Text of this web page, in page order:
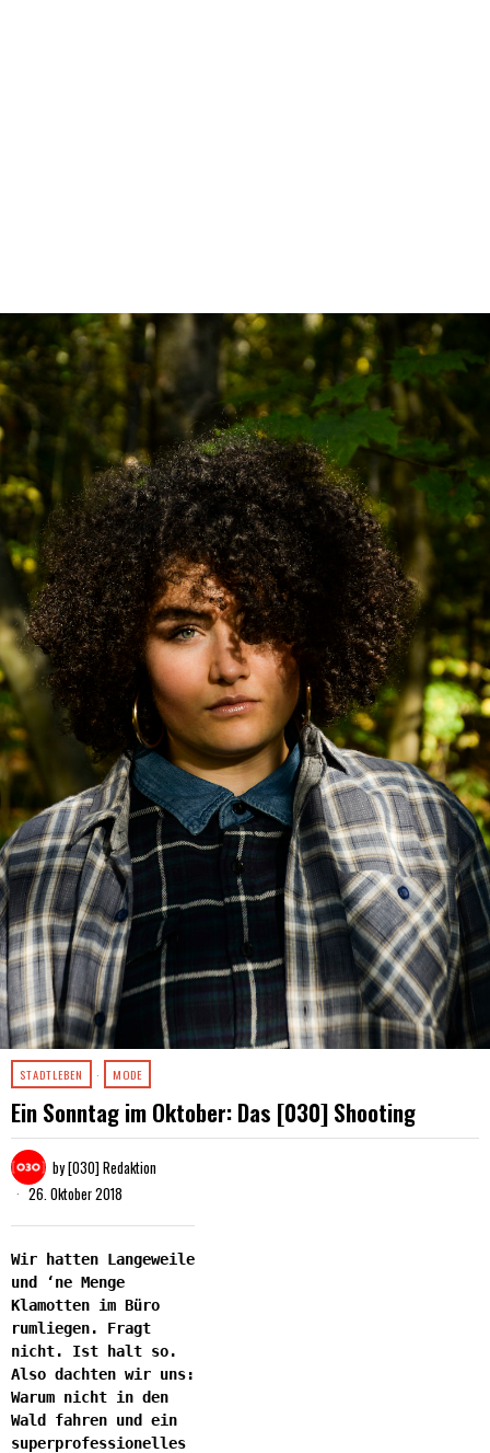
STADTLEBEN · MODE
Ein Sonntag im Oktober: Das [030] Shooting
by[030] Redaktion
26. Oktober 2018
Wir hatten Langeweile
und ‘ne Menge
Klamotten im Büro
rumliegen. Fragt
nicht. Ist halt so.
Also dachten wir uns:
Warum nicht in den
Wald fahren und ein
superprofessionelles